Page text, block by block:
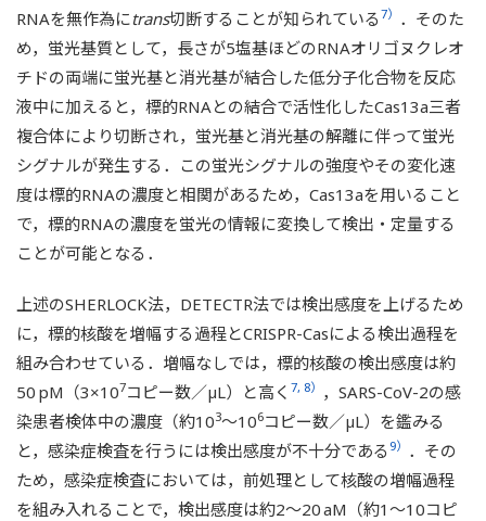
RNAを無作為にtrans切断することが知られている 7） ．そのた
め，蛍光基質として，長さが5塩基ほどのRNAオリゴヌクレオ
チドの両端に蛍光基と消光基が結合した低分子化合物を反応
液中に加えると，標的RNAとの結合で活性化したCas13a三者
複合体により切断され，蛍光基と消光基の解離に伴って蛍光
シグナルが発生する．この蛍光シグナルの強度やその変化速
度は標的RNAの濃度と相関があるため，Cas13aを用いること
で，標的RNAの濃度を蛍光の情報に変換して検出・定量する
ことが可能となる．
上述のSHERLOCK法，DETECTR法では検出感度を上げるため
に，標的核酸を増幅する過程とCRISPR-Casによる検出過程を
組み合わせている．増幅なしでは，標的核酸の検出感度は約
50 pM（3×107コピー数／µL）と高く 7, 8） ，SARS-CoV-2の感
染患者検体中の濃度（約103～106コピー数／µL）を鑑みる
と，感染症検査を行うには検出感度が不十分である 9） ．その
ため，感染症検査においては，前処理として核酸の増幅過程
を組み入れることで，検出感度は約2～20 aM（約1～10コピ